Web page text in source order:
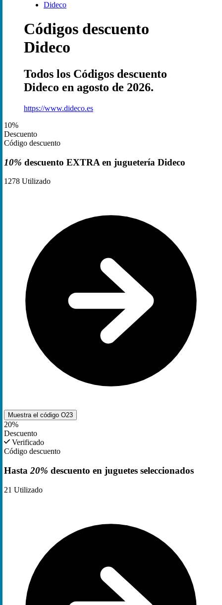
Dideco
Códigos descuento
Dideco
Todos los Códigos descuento
Dideco en agosto de 2026.
https://www.dideco.es
10%
Descuento
Código descuento
10% descuento EXTRA en juguetería Dideco
1278 Utilizado
Muestra el código O23
20%
Descuento
Verificado
Código descuento
Hasta 20% descuento en juguetes seleccionados
21 Utilizado